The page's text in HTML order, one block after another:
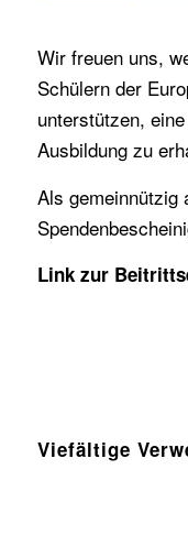
Wir freuen uns,
Schülern der
unterstützen,
Ausbildung zu
Als gemeinnützig
Link zur
Viefältige